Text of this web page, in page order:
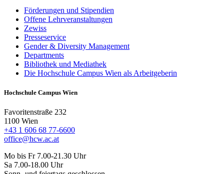
Förderungen und Stipendien
Offene Lehrveranstaltungen
Zewiss
Presseservice
Gender & Diversity Management
Departments
Bibliothek und Mediathek
Die Hochschule Campus Wien als Arbeitgeberin
Hochschule Campus Wien
Favoritenstraße 232
1100 Wien
+43 1 606 68 77-6600
office@hcw.ac.at
Mo bis Fr 7.00-21.30 Uhr
Sa 7.00-18.00 Uhr